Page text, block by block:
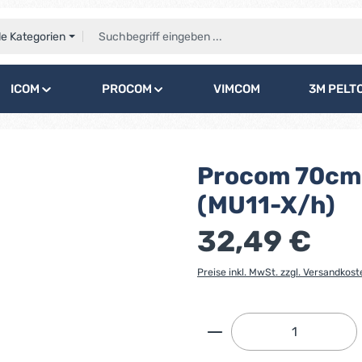
Kategorien
ICOM PROCOM VIMCOM 3M
Procom
(MU11-X/h)
32,49 €
Preise inkl. MwSt. zzgl.
Produkt Anzahl: